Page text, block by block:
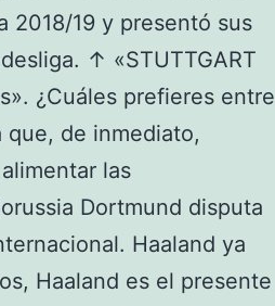
2018/19 y presentó sus
↑ «STUTTGART
¿Cuáles prefieres entre
que, de inmediato,
las
Dortmund disputa
Haaland ya
Haaland es el presente